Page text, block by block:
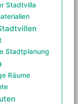
Stadtvilla
Stadtplanung
Räume